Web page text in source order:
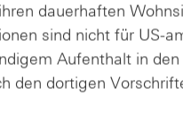
dauerhaften
sind nicht für US-
Aufenthalt in
den dortigen